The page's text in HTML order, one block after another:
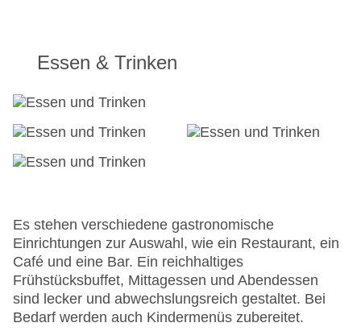
Konferenzraum
Garage: gegen Gebühr
WLAN/WiFi im Hotel
Lift
Anzahl der Aufzüge: 1
Gesamtanzahl der Zimmer: 92
Pools:Kinderbecken, Indoor Pool, Outdoor Pool,
Sonnenschirme am Pool, Liegen am Pool
Zahlungsarten: American Express, Mastercard,
Visa
Landeskategorie: 4 Sterne
Essen & Trinken
Es stehen verschiedene gastronomische
Einrichtungen zur Auswahl, wie ein Restaurant, ein
Café und eine Bar. Ein reichhaltiges
Frühstücksbuffet, Mittagessen und Abendessen
sind lecker und abwechslungsreich gestaltet. Bei
Bedarf werden auch Kindermenüs zubereitet.